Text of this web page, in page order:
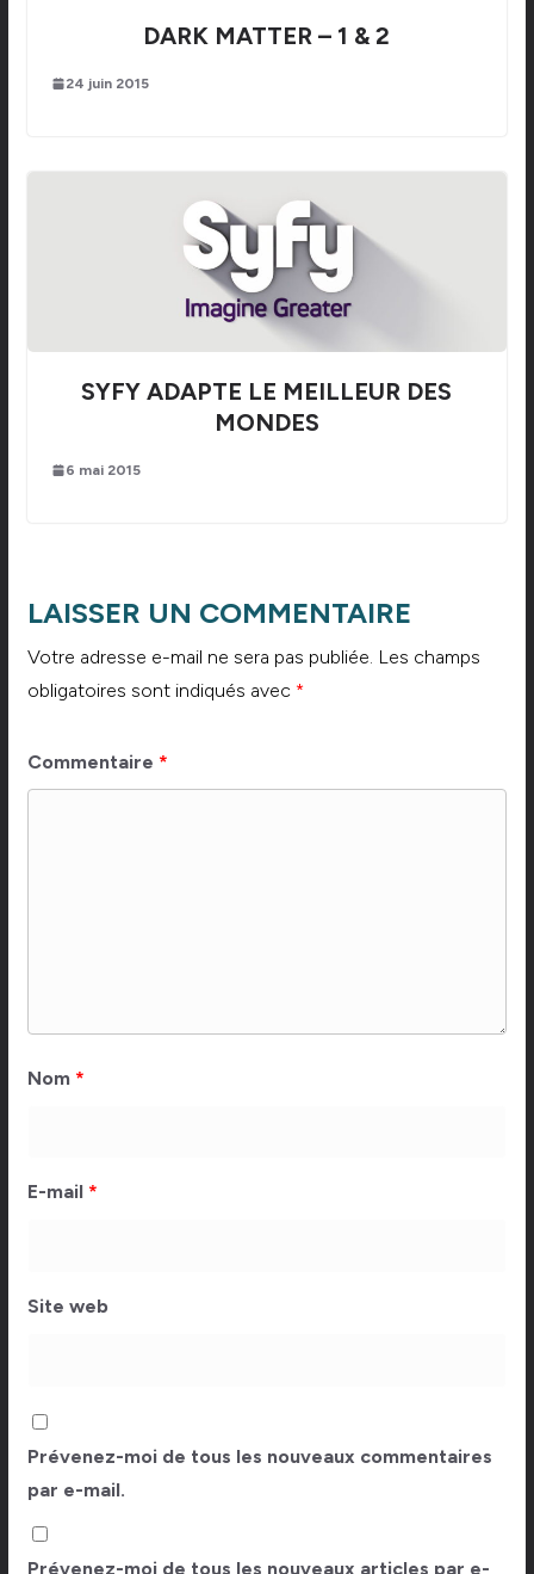
DARK MATTER – 1 & 2
24 juin 2015
SYFY ADAPTE LE MEILLEUR DES
MONDES
6 mai 2015
LAISSER UN COMMENTAIRE
Votre adresse e-mail ne sera pas publiée. Les champs
obligatoires sont indiqués avec *
Commentaire *
Nom *
E-mail *
Site web
Prévenez-moi de tous les nouveaux commentaires
par e-mail.
Prévenez-moi de tous les nouveaux articles par e-